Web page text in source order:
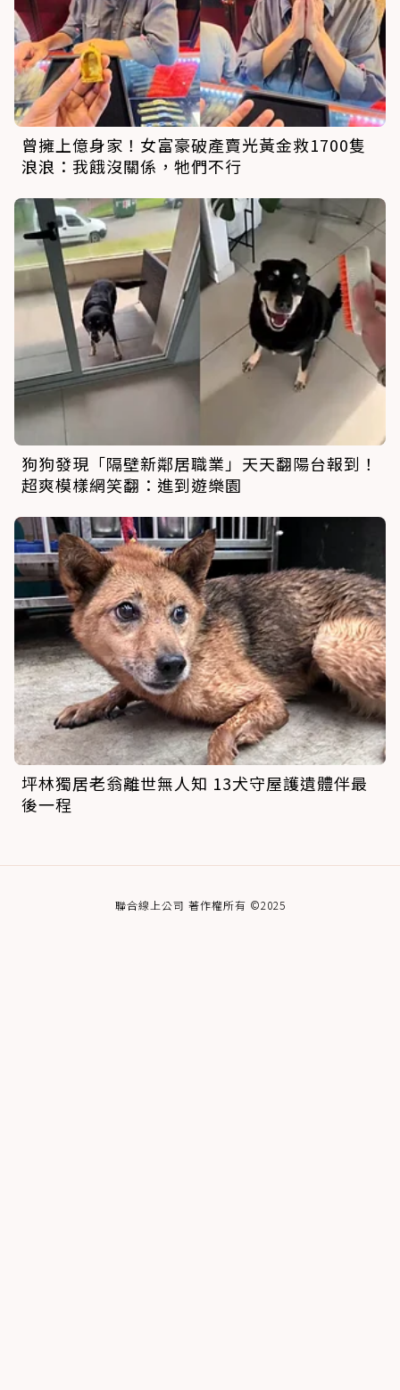
曾擁上億身家！女富豪破產賣光黃金救1700隻
浪浪：我餓沒關係，牠們不行
狗狗發現「隔壁新鄰居職業」天天翻陽台報到！
超爽模樣網笑翻：進到遊樂園
坪林獨居老翁離世無人知 13犬守屋護遺體伴最
後一程
聯合線上公司 著作權所有 ©2025